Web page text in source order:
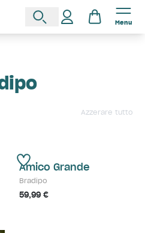
Menu
Azzerare tutto
Amico Grande
Bradipo
59,99 €